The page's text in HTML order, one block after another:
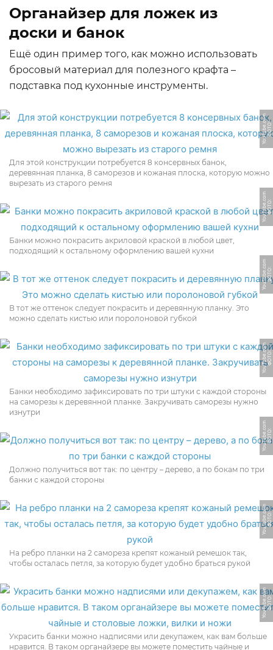
Органайзер для ложек из
доски и банок
Ещё один пример того, как можно использовать
бросовый материал для полезного крафта –
подставка под кухонные инструменты.
Ф
О
Т
О:
Y
o
u
T
u
b
e.
c
o
m
Для этой конструкции потребуется 8 консервных банок,
деревянная планка, 8 саморезов и кожаная плоска, которую можно
вырезать из старого ремня
Ф
О
Т
О:
Y
o
u
T
u
b
e.
c
o
m
Банки можно покрасить акриловой краской в любой цвет,
подходящий к остальному оформлению вашей кухни
Ф
О
Т
О:
Y
o
u
T
u
b
e.
c
o
m
В тот же оттенок следует покрасить и деревянную планку. Это
можно сделать кистью или поролоновой губкой
Ф
О
Т
О:
Y
o
u
T
u
b
e.
c
o
m
Банки необходимо зафиксировать по три штуки с каждой стороны
на саморезы к деревянной планке. Закручивать саморезы нужно
изнутри
Ф
О
Т
О:
Y
o
u
T
u
b
e.
c
o
m
Должно получиться вот так: по центру – дерево, а по бокам по три
банки с каждой стороны
Ф
О
Т
О:
Y
o
u
T
u
b
e.
c
o
m
На ребро планки на 2 самореза крепят кожаный ремешок так,
чтобы осталась петля, за которую будет удобно браться рукой
Ф
О
Т
О:
Y
o
u
T
u
b
e.
c
o
m
Украсить банки можно надписями или декупажем, как вам больше
нравится. В таком органайзере вы можете поместить чайные и